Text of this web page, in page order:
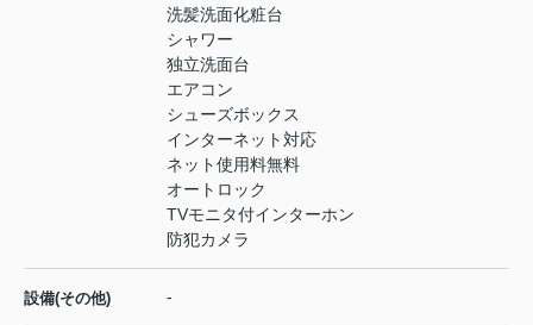
洗髪洗面化粧台
シャワー
独立洗面台
エアコン
シューズボックス
インターネット対応
ネット使用料無料
オートロック
TVモニタ付インターホン
防犯カメラ
設備(その他) -